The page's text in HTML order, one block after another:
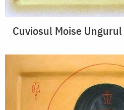
Cuviosul Moise Ungurul